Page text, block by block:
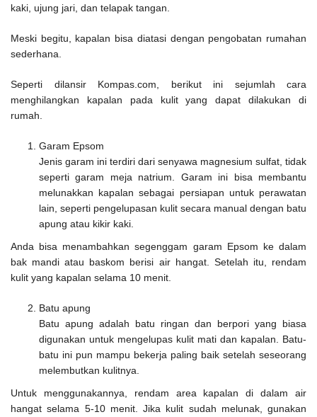
kaki, ujung jari, dan telapak tangan.
Meski begitu, kapalan bisa diatasi dengan pengobatan rumahan
sederhana.
Seperti dilansir Kompas.com, berikut ini sejumlah cara
menghilangkan kapalan pada kulit yang dapat dilakukan di
rumah.
Garam Epsom
Jenis garam ini terdiri dari senyawa magnesium sulfat, tidak
seperti garam meja natrium. Garam ini bisa membantu
melunakkan kapalan sebagai persiapan untuk perawatan
lain, seperti pengelupasan kulit secara manual dengan batu
apung atau kikir kaki.
Anda bisa menambahkan segenggam garam Epsom ke dalam
bak mandi atau baskom berisi air hangat. Setelah itu, rendam
kulit yang kapalan selama 10 menit.
Batu apung
Batu apung adalah batu ringan dan berpori yang biasa
digunakan untuk mengelupas kulit mati dan kapalan. Batu-
batu ini pun mampu bekerja paling baik setelah seseorang
melembutkan kulitnya.
Untuk menggunakannya, rendam area kapalan di dalam air
hangat selama 5-10 menit. Jika kulit sudah melunak, gunakan